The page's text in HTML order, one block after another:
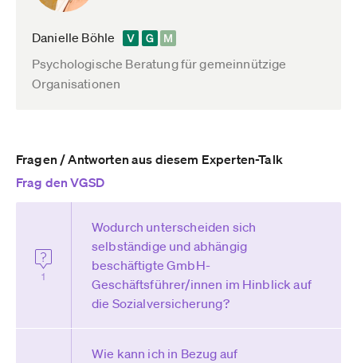
Danielle Böhle
Psychologische Beratung für gemeinnützige
Organisationen
Fragen / Antworten aus diesem Experten-Talk
Frag den VGSD
1
Wodurch unterscheiden sich
selbständige und abhängig
beschäftigte GmbH-
Geschäftsführer/innen im Hinblick auf
die Sozialversicherung?
Wie kann ich in Bezug auf